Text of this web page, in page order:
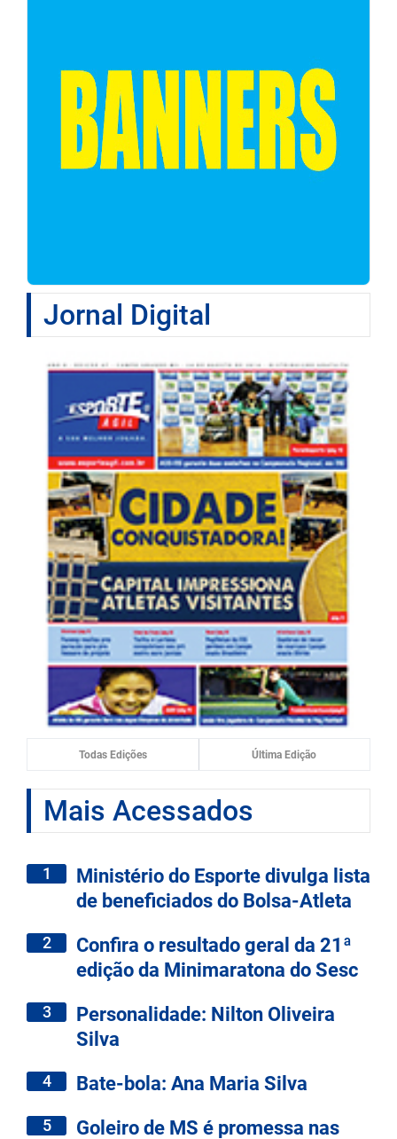
Jornal Digital
Todas Edições Última Edição
Mais Acessados
1
Ministério do Esporte divulga lista
de beneficiados do Bolsa-Atleta
2
Confira o resultado geral da 21ª
edição da Minimaratona do Sesc
3
Personalidade: Nilton Oliveira
Silva
4 Bate-bola: Ana Maria Silva
5 Goleiro de MS é promessa nas